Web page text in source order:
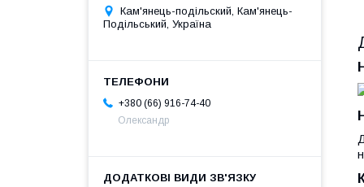
Кам'янець-подільский, Кам'янець-
Подільський, Україна
+380 (66) 916-74-40
Олександр